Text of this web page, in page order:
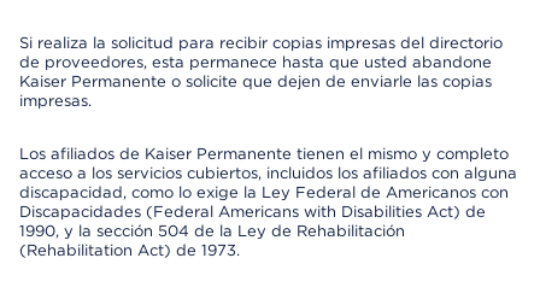
Si realiza la solicitud para recibir copias impresas del directorio
de proveedores, esta permanece hasta que usted abandone
Kaiser Permanente o solicite que dejen de enviarle las copias
impresas.
Los afiliados de Kaiser Permanente tienen el mismo y completo
acceso a los servicios cubiertos, incluidos los afiliados con alguna
discapacidad, como lo exige la Ley Federal de Americanos con
Discapacidades (Federal Americans with Disabilities Act) de
1990, y la sección 504 de la Ley de Rehabilitación
(Rehabilitation Act) de 1973.